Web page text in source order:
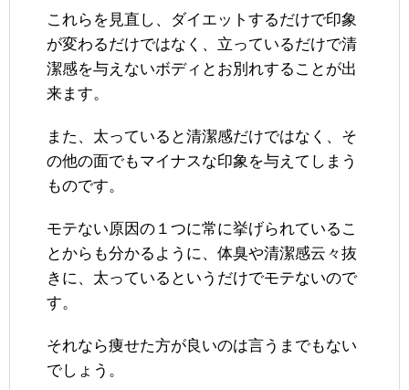
これらを見直し、ダイエットするだけで印象
が変わるだけではなく、立っているだけで清
潔感を与えないボディとお別れすることが出
来ます。
また、太っていると清潔感だけではなく、そ
の他の面でもマイナスな印象を与えてしまう
ものです。
モテない原因の１つに常に挙げられているこ
とからも分かるように、体臭や清潔感云々抜
きに、太っているというだけでモテないので
す。
それなら痩せた方が良いのは言うまでもない
でしょう。